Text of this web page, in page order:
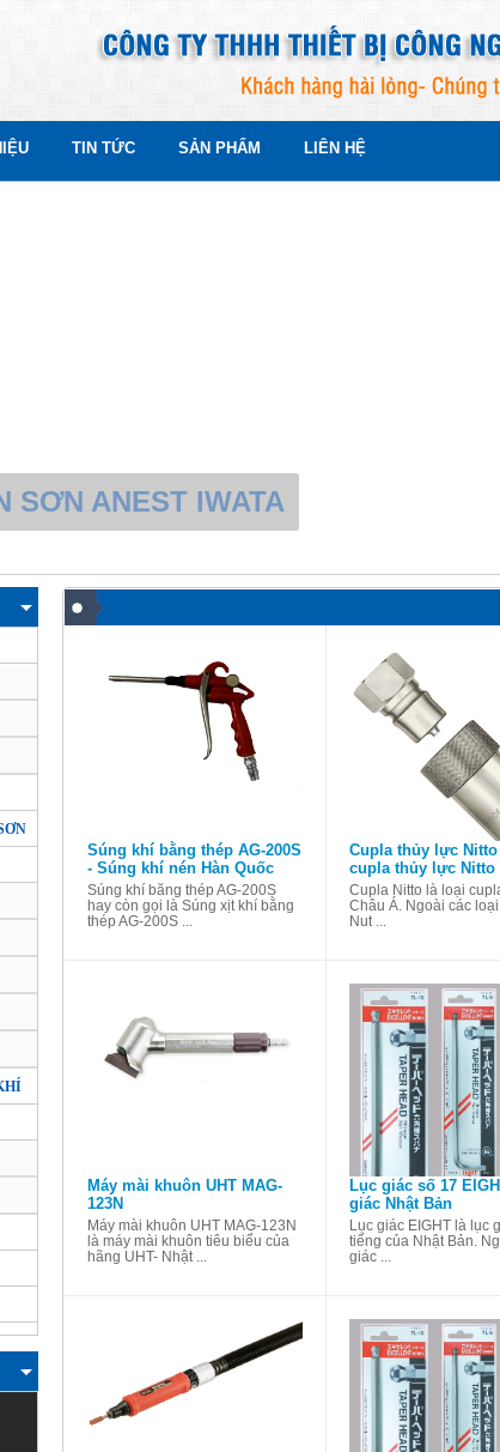
TIN TỨC SẢN PHẨM LIÊN HỆ
NHẬT BẢN, HÀN QUỐC
Súng khí bằng thép AG-200S
- Súng khí nén Hàn Quốc
Súng khí bằng thép AG-200S
hay còn gọi là Súng xịt khí bằng
thép AG-200S ...
Cupla thủy lực Nitto
cupla thủy lực Nitto
Cupla Nitto là loại
Châu Á. Ngoài các
Nut ...
Máy mài khuôn UHT MAG-
123N
Máy mài khuôn UHT MAG-123N
là máy mài khuôn tiêu biểu của
hãng UHT- Nhật ...
Lục giác số 17
giác Nhật Bản
Lục giác EIGHT là lục
tiếng của Nhật Bản.
giác ...